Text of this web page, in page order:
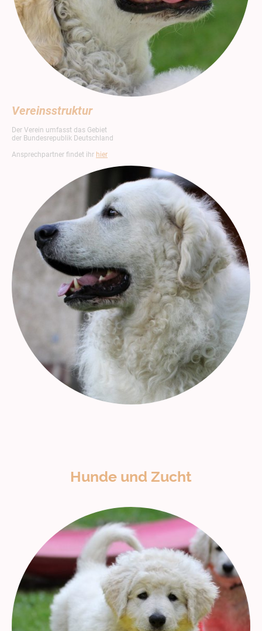
Vereinsstruktur
Der Verein umfasst das Gebiet
der Bundesrepublik Deutschland
Ansprechpartner findet ihr hier
Hunde und Zucht